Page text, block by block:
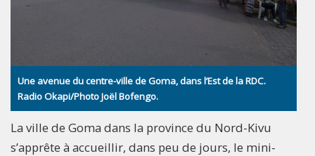
Une avenue du centre-ville de Goma, dans l’Est de la RDC.
Radio Okapi/Photo Joël Bofengo.
La ville de Goma dans la province du Nord-Kivu
s’apprête à accueillir, dans peu de jours, le mini-